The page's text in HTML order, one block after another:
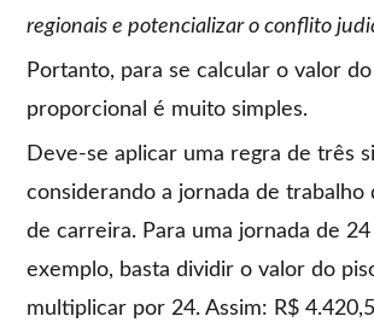
regionais e potencializar o conflito
Portanto, para se calcular o valor
proporcional é muito simples.
Deve-se aplicar uma regra de três
considerando a jornada de trabalho
de carreira. Para uma jornada de
exemplo, basta dividir o valor do
multiplicar por 24. Assim: R$